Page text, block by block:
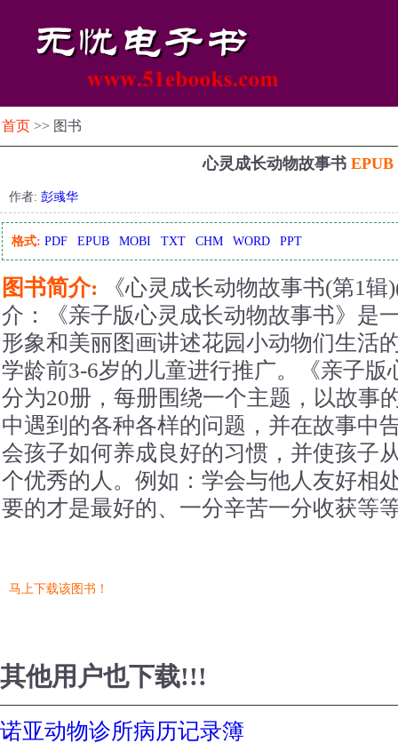
首页 >> 图书
心灵成长动物故事书 EPUB
作者: 彭彧华
格式: PDF EPUB MOBI TXT CHM WORD PPT
图书简介: 《心灵成长动物故事书(第1
介：《亲子版心灵成长动物故事书》是
形象和美丽图画讲述花园小动物们生活
学龄前3-6岁的儿童进行推广。《亲子
分为20册，每册围绕一个主题，以故事
中遇到的各种各样的问题，并在故事中
会孩子如何养成良好的习惯，并使孩子
个优秀的人。例如：学会与他人友好相
要的才是最好的、一分辛苦一分收获等
马上下载该图书！
其他用户也下载!!!
诺亚动物诊所病历记录簿